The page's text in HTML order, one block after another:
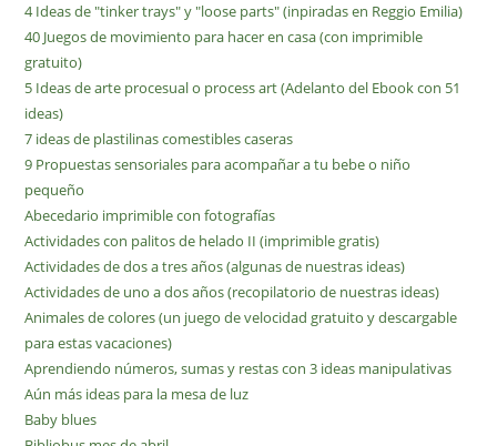
4 Ideas de "tinker trays" y "loose parts" (inpiradas en Reggio Emilia)
40 Juegos de movimiento para hacer en casa (con imprimible
gratuito)
5 Ideas de arte procesual o process art (Adelanto del Ebook con 51
ideas)
7 ideas de plastilinas comestibles caseras
9 Propuestas sensoriales para acompañar a tu bebe o niño
pequeño
Abecedario imprimible con fotografías
Actividades con palitos de helado II (imprimible gratis)
Actividades de dos a tres años (algunas de nuestras ideas)
Actividades de uno a dos años (recopilatorio de nuestras ideas)
Animales de colores (un juego de velocidad gratuito y descargable
para estas vacaciones)
Aprendiendo números, sumas y restas con 3 ideas manipulativas
Aún más ideas para la mesa de luz
Baby blues